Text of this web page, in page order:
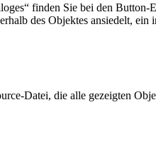
finden Sie bei den Button-
des Objektes ansiedelt,
Datei, die alle gezeigten